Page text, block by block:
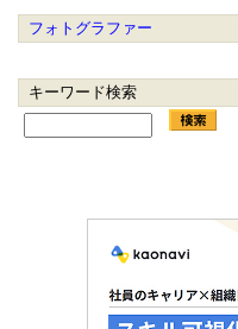
フォトグラファー
キーワード検索